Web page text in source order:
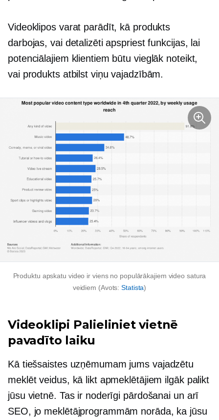
Videoklipos varat parādīt, kā produkts
darbojas, vai detalizēti apspriest funkcijas, lai
potenciālajiem klientiem būtu vieglāk noteikt,
vai produkts atbilst viņu vajadzībām.
Produktu apskatu video ir viens no populārākajiem video satura
veidiem (Avots:Statista)
Videoklipi Palieliniet vietnē
pavadīto laiku
Kā tiešsaistes uzņēmumam jums vajadzētu
meklēt veidus, kā likt apmeklētājiem ilgāk palikt
jūsu vietnē. Tas ir noderīgi pārdošanai un arī
SEO, jo meklētājprogrammām norāda, ka jūsu